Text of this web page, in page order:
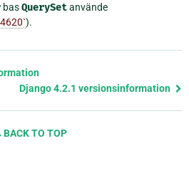
basQuerySetanvände
).
Django 4.2.1 versionsinformation
BACK TO TOP